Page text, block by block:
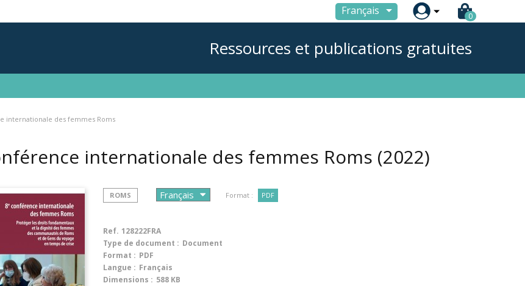
Français  0
Ressources et publications gratuites
internationale des femmes Roms
internationale des femmes Roms (2022)
ROMS Format : PDF
Ref. 128222FRA
Type de document : Document
Format : PDF
Langue : Français
Dimensions : 588 KB